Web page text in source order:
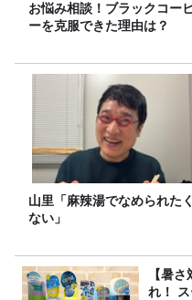
お悩み相談！ブラックコー
ーを克服できた理由は？
山里「麻辣湯でなめられたく
ない」
【暑
れ！